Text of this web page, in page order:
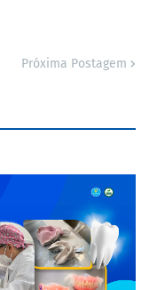
Próxima Postagem